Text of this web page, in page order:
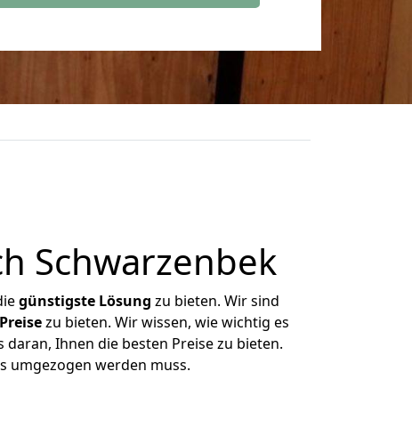
Schwarzenbek
günstigste Lösung zu bieten. Wir sind
zu bieten. Wir wissen, wie wichtig es
Ihnen die besten Preise zu bieten.
umgezogen werden muss.